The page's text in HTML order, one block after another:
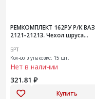
РЕМКОМПЛЕКТ 162РУ Р/К ВАЗ
2121-21213. Чехол шруса
хомутами и смазкой (15шт)
БРТ
Кол-во в упаковке: 15 шт.
Нет в наличии
321.81 ₽
Купить